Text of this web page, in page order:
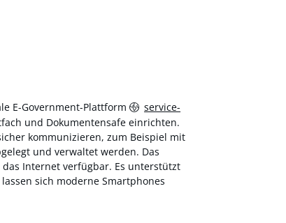
E-Government-Plattform
service-
und Dokumentensafe einrichten.
kommunizieren, zum Beispiel mit
und verwaltet werden. Das
Internet verfügbar. Es unterstützt
sich moderne Smartphones